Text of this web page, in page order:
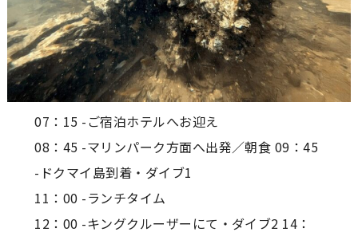
07：15 -ご宿泊ホテルへお迎え
08：45 -マリンパーク方面へ出発／朝食 09：45
-ドクマイ島到着・ダイブ1
11：00 -ランチタイム
12：00 -キングクルーザーにて・ダイブ2 14：